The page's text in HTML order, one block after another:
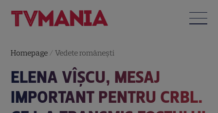
Homepage /Vedete româneşti
ELENA VÎȘCU, MESAJ
IMPORTANT PENTRU CRBL.